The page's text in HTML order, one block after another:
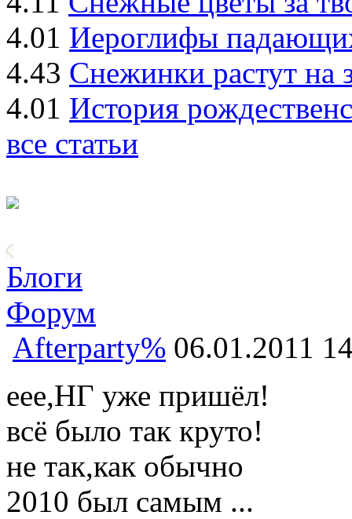
4.01 Иероглифы
4.43 Снежинки растут на
4.01 История
все статьи
Блоги
Форум
Afterparty% 06.01.2011
еее,НГ уже пришёл!
всё было так круто!
не так,как обычно
2010 был самым ...